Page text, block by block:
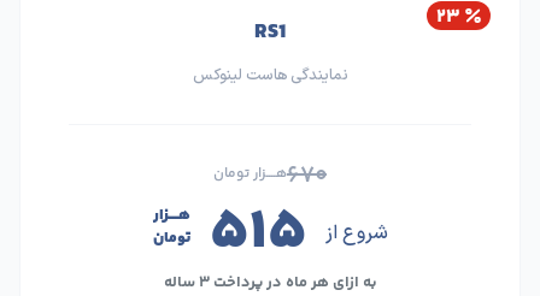
۲۳ RS1
نمایندگی هاست لینوکس
۶۷۰هــــزار تومان
شروع از ۵۱۵
هــــزار
تومان
به ازای هر ماه در پرداخت ۳ ساله